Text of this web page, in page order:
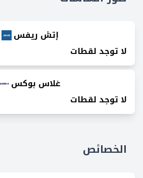
إتش ريفس
لا توجد لقطات
غلاس بوكس
لا توجد لقطات
الخصائص